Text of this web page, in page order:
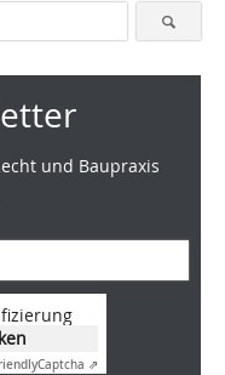
und Baupraxis
Captcha ⇗